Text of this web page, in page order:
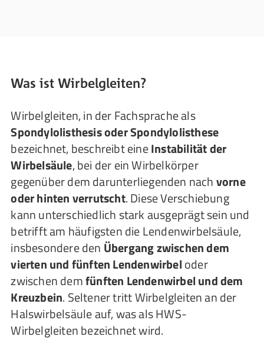
Was ist Wirbelgleiten?
Wirbelgleiten, in der Fachsprache als
Spondylolisthesis oder Spondylolisthese
bezeichnet, beschreibt eineInstabilität der
Wirbelsäule, bei der ein Wirbelkörper
gegenüber dem darunterliegenden nachvorne
oder hinten verrutscht. Diese Verschiebung
kann unterschiedlich stark ausgeprägt sein und
betrifft am häufigsten die Lendenwirbelsäule,
insbesondere den Übergang zwischen dem
vierten und fünften Lendenwirbeloder
zwischen demfünften Lendenwirbel und dem
Kreuzbein. Seltener tritt Wirbelgleiten an der
Halswirbelsäule auf, was als HWS-
Wirbelgleiten bezeichnet wird.